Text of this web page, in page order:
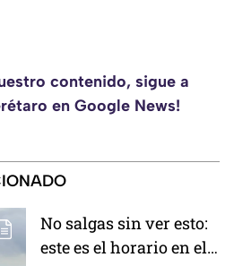
contenido, sigue a
en Google News!
No salgas sin ver esto:
este es el horario en el